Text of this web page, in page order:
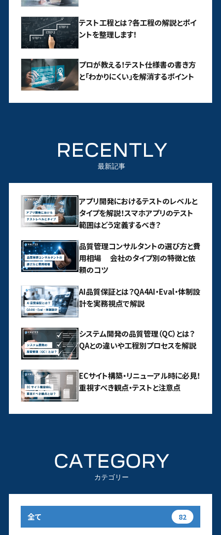
テスト工程とは？各工程の解説とポイ
ントを整理します！
プロが教える！テスト仕様書の書き方
と「わかりにくい」を解消するポイント
RECENTLY
最新記事
アプリ開発におけるテストのレベルと
タイプを解説！スマホアプリのテスト
範囲はどう定義するべき？
品質管理コンサルタントの選び方と費
用相場 会社のタイプ別の特徴と依
頼のコツ
AI品質保証とは？QA4AI・Eval・体制設
計を実務視点で解説
システム開発の品質管理（QC）とは？
QAとの違いや工程別プロセスを解説
ECサイト構築・リニューアル時に必見！
重視すべき観点・テストと注意点
CATEGORY
カテゴリー
全て 82